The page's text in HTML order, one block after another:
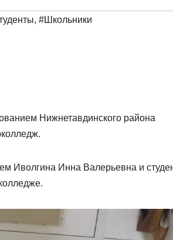
, #Школьники
Нижнетавдинского района
Иволгина Инна Валерьевна и